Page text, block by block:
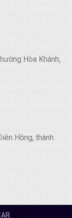
Hòa Khánh,
Hồng, thành
.